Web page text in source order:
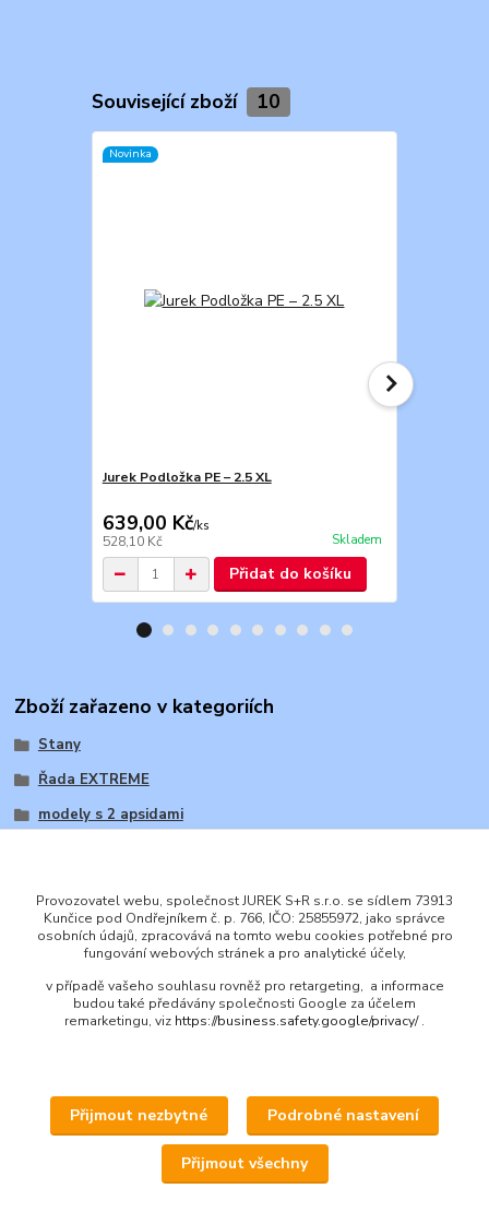
Související zboží 10
Novinka
Jurek Podložka PE – 2.5 XL
639,00 Kč/ks
528,10 Kč Skladem
Přidat do košíku
Zboží zařazeno v kategoriích
Stany
Řada EXTREME
modely s 2 apsidami
ENGLISH
© 2016 JUREK S+R s.r.o., IČ 25855972
Upravit sběr cookies.
Provozovatel webu, společnost JUREK S+R s.r.o. se sídlem 73913
Kunčice pod Ondřejníkem č. p. 766, IČO: 25855972, jako správce
osobních údajů, zpracovává na tomto webu cookies potřebné pro
fungování webových stránek a pro analytické účely,
v případě vašeho souhlasu rovněž pro retargeting, a informace
budou také předávány společnosti Google za účelem
remarketingu, viz https://business.safety.google/privacy/.
Přijmout nezbytné Podrobné nastavení
Přijmout všechny